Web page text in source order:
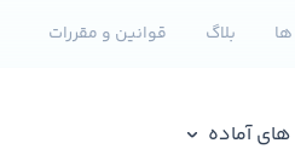
بلاگ قوانین و مقررات
های آماده